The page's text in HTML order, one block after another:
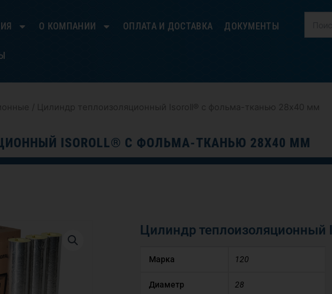
О КОМПАНИИ ОПЛАТА И ДОСТАВКА ДОКУМЕНТЫ
/ Цилиндр теплоизоляционный Isoroll® с фольма-тканью 28х40 мм
ISOROLL® С ФОЛЬМА-ТКАНЬЮ 28Х40 ММ
Цилиндр
Марка 120
Диаметр 28